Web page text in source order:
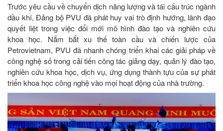
Trước yêu cầu về chuyển dịch năng lượng và tái cấu trúc ngành
dầu khí, Đảng bộ PVU đã phát huy vai trò định hướng, lãnh đạo
quyết liệt trong việc đổi mới mô hình đào tạo và nghiên cứu
khoa học. Nắm bắt xu thế toàn cầu và chiến lược của
Petrovietnam, PVU đã nhanh chóng triển khai các giải pháp về
công nghệ số trong cải tiến công tác giảng dạy, quản lý đào tạo,
nghiên cứu khoa học, dịch vụ, ứng dụng thành tựu của sự phát
triển khoa học công nghệ vào mọi hoạt động của nhà trường.